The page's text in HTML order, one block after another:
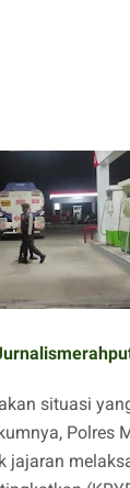
situasi
Polres
jajaran